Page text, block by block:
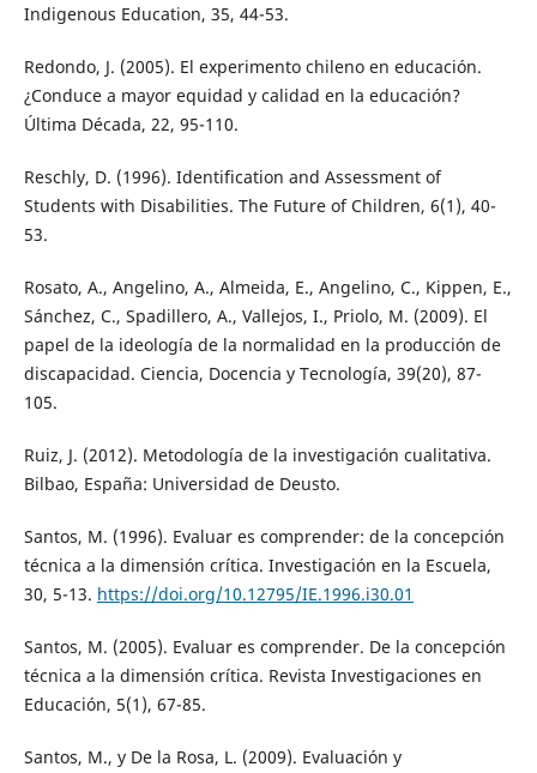
Indigenous Education, 35, 44-53.
Redondo, J. (2005). El experimento chileno en educación.
¿Conduce a mayor equidad y calidad en la educación?
Última Década, 22, 95-110.
Reschly, D. (1996). Identification and Assessment of
Students with Disabilities. The Future of Children, 6(1), 40-
53.
Rosato, A., Angelino, A., Almeida, E., Angelino, C., Kippen, E.,
Sánchez, C., Spadillero, A., Vallejos, I., Priolo, M. (2009). El
papel de la ideología de la normalidad en la producción de
discapacidad. Ciencia, Docencia y Tecnología, 39(20), 87-
105.
Ruiz, J. (2012). Metodología de la investigación cualitativa.
Bilbao, España: Universidad de Deusto.
Santos, M. (1996). Evaluar es comprender: de la concepción
técnica a la dimensión crítica. Investigación en la Escuela,
30, 5-13. https://doi.org/10.12795/IE.1996.i30.01
Santos, M. (2005). Evaluar es comprender. De la concepción
técnica a la dimensión crítica. Revista Investigaciones en
Educación, 5(1), 67-85.
Santos, M., y De la Rosa, L. (2009). Evaluación y